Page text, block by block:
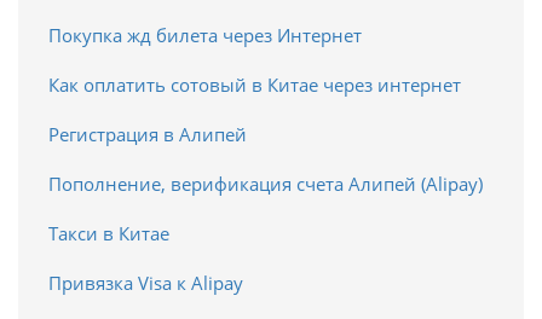
Покупка жд билета через Интернет
Как оплатить сотовый в Китае через интернет
Регистрация в Алипей
Пополнение, верификация счета Алипей (Alipay)
Такси в Китае
Привязка Visa к Alipay